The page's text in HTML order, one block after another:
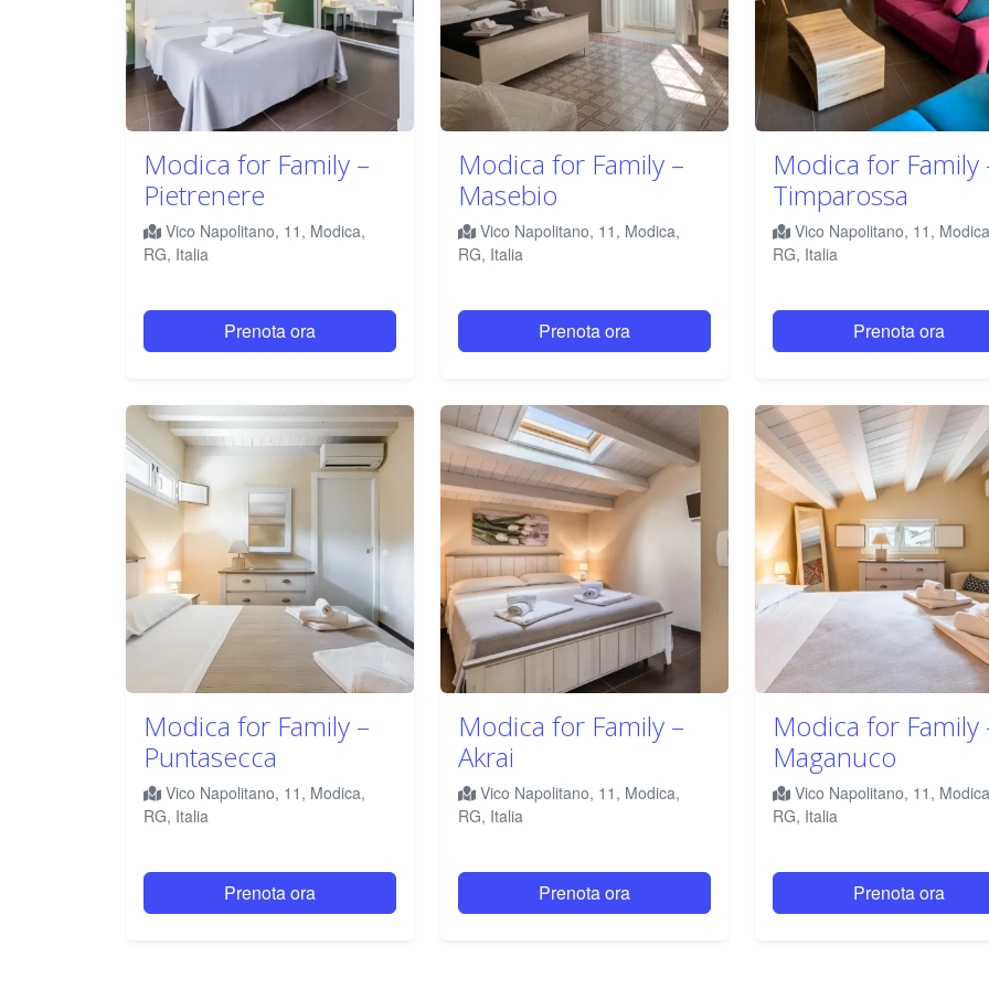
Modica for Family –
Pietrenere
Vico Napolitano, 11, Modica,
RG, Italia
Prenota ora
Modica for Family –
Masebio
Vico Napolitano, 11, Modica,
RG, Italia
Prenota ora
Modica for Family
Timparossa
Vico Napolitano, 11,
RG, Italia
Prenota ora
Modica for Family –
Puntasecca
Vico Napolitano, 11, Modica,
RG, Italia
Prenota ora
Modica for Family –
Akrai
Vico Napolitano, 11, Modica,
RG, Italia
Prenota ora
Modica for Family
Maganuco
Vico Napolitano, 11,
RG, Italia
Prenota ora